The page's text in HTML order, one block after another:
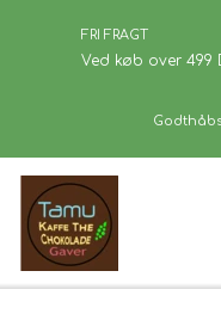
FRI FRAGT
Ved køb over 499